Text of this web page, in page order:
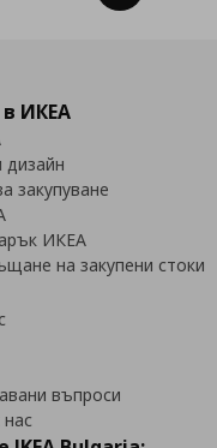
ИКЕА
дизайн
закупуване
ИКЕА
на закупени стоки
въпроси